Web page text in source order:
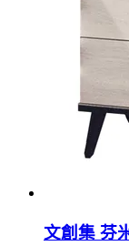
文創集 芬